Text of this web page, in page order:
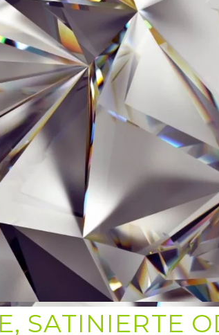
SATINIERTE